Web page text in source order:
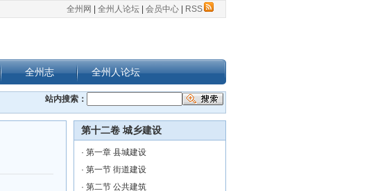
全州网 全州人论坛 会员中心 RSS
全州志 全州人论坛
站内搜索：
第十二卷 城乡建设
· 第一章 县城建设
· 第一节 街道建设
· 第二节 公共建筑